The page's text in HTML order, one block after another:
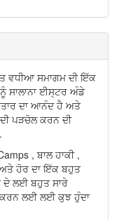
ਵਧੀਆ ਸਮਾਗਮ ਦੀ ਇੱਕ
ਸਾਲਾਨਾ ਈਸ੍ਟਰ ਅੰਡੇ
ਦਾ ਆਨੰਦ ਹੈ ਅਤੇ
ਪੜਚੋਲ ਕਰਨ ਦੀ
, ਬਾਲ ਹਾਕੀ ,
ਅਤੇ ਹੋਰ ਦਾ ਇੱਕ ਬਹੁਤ
ਦੇ ਲਈ ਬਹੁਤ ਸਾਰੇ
ਕਰਨ ਲਈ ਲਈ ਕੁਝ ਹੁੰਦਾ